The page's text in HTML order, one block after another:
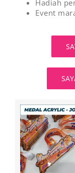
Hadiah
Event